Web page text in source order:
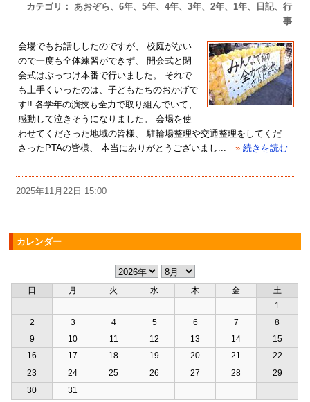
カテゴリ： あおぞら、6年、5年、4年、3年、2年、1年、日記、行
事
会場でもお話ししたのですが、 校庭がない
ので一度も全体練習ができず、 開会式と閉
会式はぶっつけ本番で行いました。 それで
も上手くいったのは、子どもたちのおかげで
す!! 各学年の演技も全力で取り組んでいて、
感動して泣きそうになりました。 会場を使
わせてくださった地域の皆様、 駐輪場整理や交通整理をしてくだ
さったPTAの皆様、 本当にありがとうございまし...
» 続きを読む
2025年11月22日 15:00
カレンダー
日 月 火 水 木 金
土
1
2
3 4 5 6 7
8
9
10 11 12 13 14
15
16
17 18 19 20 21
22
23
24 25 26 27 28
29
30
31